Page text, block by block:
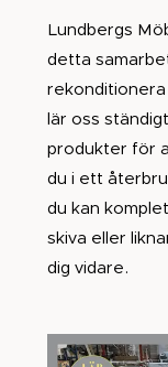
Lundbergs
detta
lär oss
produkter för
du i ett
du kan
skiva eller
dig vidare.